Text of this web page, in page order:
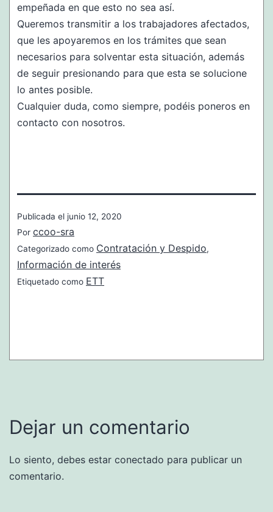
empeñada en que esto no sea así.
Queremos transmitir a los trabajadores afectados,
que les apoyaremos en los trámites que sean
necesarios para solventar esta situación, además
de seguir presionando para que esta se solucione
lo antes posible.
Cualquier duda, como siempre, podéis poneros en
contacto con nosotros.
Publicada el junio 12, 2020
Por ccoo-sra
Categorizado como Contratación y Despido,
Información de interés
Etiquetado como ETT
Dejar un comentario
Lo siento, debes estar conectado para publicar un
comentario.